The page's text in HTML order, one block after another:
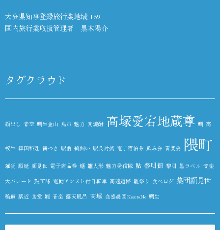
大分県知事登録旅行業地域-169
国内旅行業取扱管理者 黒木陽介
タグクラウド
顔出し 青空 鯛生金山 鳥市 魅力 麦焼酎 高塚愛宕地蔵尊 鯛 高
校生 韓国料理 餅つき 駅前 鵜飼い 駅長対抗 電子宿泊券 飲み会 音楽会 隈町
雑貨 順延 顔見世 電子商品券 麺 雛人形 魅力発信隊 鮎 黎明館 黎明 黒ラベル 音楽
大パレード 鼓笛隊 電動アシスト付自転車 高速道路 雛祭り 食べログ 集団顔見世
鵜飼 駅近 食堂 雛 音楽 露天風呂 高塚 食感農園KazetoNe 鯛生